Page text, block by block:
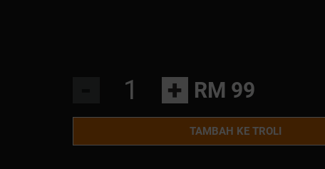
+ RM 99
TAMBAH KE TROLI